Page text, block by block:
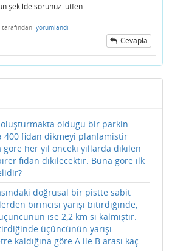
şekilde sorunuz lütfen.
tarafından yorumlandı
Cevapla
oldugu bir parkin
400 fidan dikmeyi planlamistir
gore her yil onceki yillarda dikilen
fidan dikilecektir. Buna gore ilk
doğrusal bir pistte sabit
birincisi yarışı bitirdiğinde,
ise 2,2 km si kalmıştır.
üçüncünün yarışı
kaldığına göre A ile B arası kaç